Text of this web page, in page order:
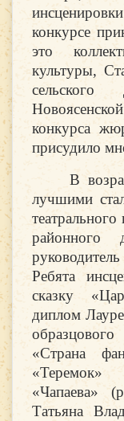
конкурсе
это
культуры,
конкурса
присудило
В
лучшими
районного
Ребята
сказку
диплом
«Страна
«Теремок»
«Чапаева»
Татьяна